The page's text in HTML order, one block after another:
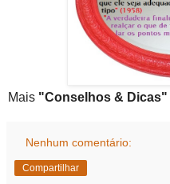
Mais "Conselhos & Dicas"
Nenhum comentário:
Compartilhar